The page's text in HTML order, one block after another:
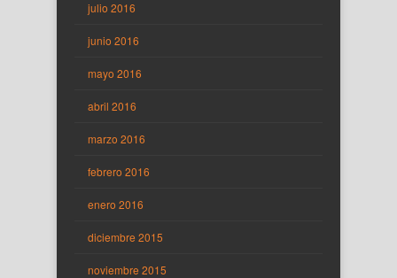
julio 2016
junio 2016
mayo 2016
abril 2016
marzo 2016
febrero 2016
enero 2016
diciembre 2015
noviembre 2015